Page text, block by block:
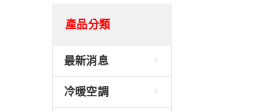
產品分類
最新消息
冷暖空調